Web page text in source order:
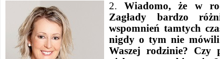
2.Wiadomo, że w
Zagłady bardzo
wspomnień tamtych
nigdy o tym nie
Waszej rodzinie? Czy